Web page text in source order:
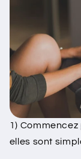
1)
elles sont